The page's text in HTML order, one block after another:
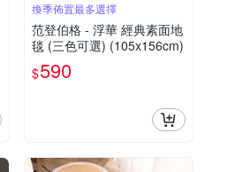
換季佈置最多選擇
范登伯格 - 浮華 經典素面地
毯 (三色可選) (105x156cm)
$590